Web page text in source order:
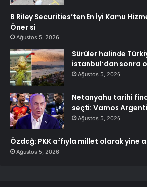
B Riley Securities’ten En İyi Kamu
Önerisi
Ağustos 5, 2026
Sürüler halinde
İstanbul’dan sonra
Ağustos 5, 2026
Netanyahu tarihi
seçti: Vamos
Ağustos 5, 2026
Özdağ: PKK affıyla millet olarak yine
Ağustos 5, 2026